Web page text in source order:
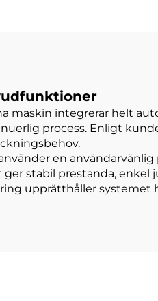
maskin integrerar helt
process. Enligt
en
ger stabil prestanda,
upprätthåller systemet